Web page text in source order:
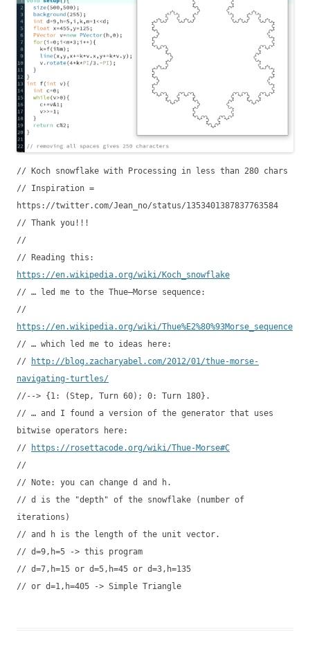
// Koch snowflake with Processing in less than 280 chars
// Inspiration =
https://twitter.com/Jean_no/status/1353401387837763584
// Thank you!!!
//
// Reading this:
https://en.wikipedia.org/wiki/Koch_snowflake
// … led me to the Thue–Morse sequence:
//
https://en.wikipedia.org/wiki/Thue%E2%80%93Morse_sequence
// … which led me to ideas here:
//
http://blog.zacharyabel.com/2012/01/thue-morse-
navigating-turtles/
//--> {1: (Step, Turn 60); 0: Turn 180}.
// … and I found a version of the generator that uses
bitwise operators here:
//
https://rosettacode.org/wiki/Thue-Morse#C
//
// Note: you can change d and h.
// d is the "depth" of the snowflake (number of
iterations)
// and h is the length of the unit vector.
// d=9,h=5 -> this program
// d=7,h=15 or d=5,h=45 or d=3,h=135
// or d=1,h=405 -> Simple Triangle